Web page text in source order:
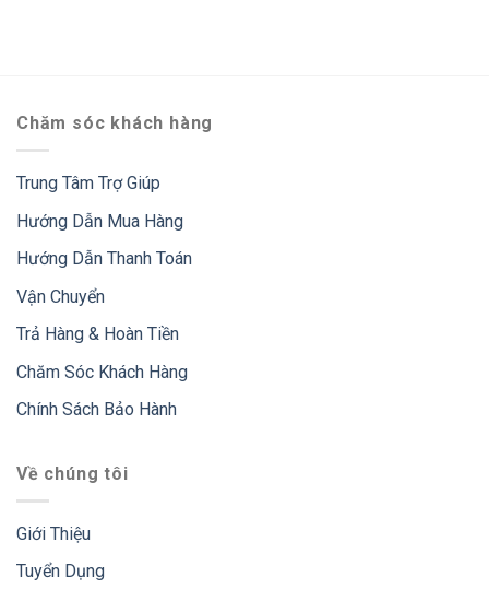
Chăm sóc khách hàng
Trung Tâm Trợ Giúp
Hướng Dẫn Mua Hàng
Hướng Dẫn Thanh Toán
Vận Chuyển
Trả Hàng & Hoàn Tiền
Chăm Sóc Khách Hàng
Chính Sách Bảo Hành
Về chúng tôi
Giới Thiệu
Tuyển Dụng